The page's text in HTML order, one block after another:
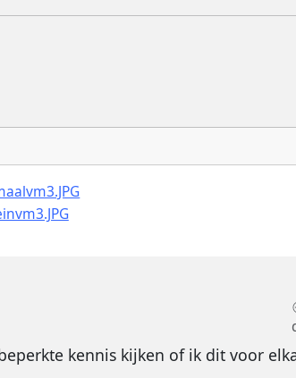
kennis kijken of ik dit voor